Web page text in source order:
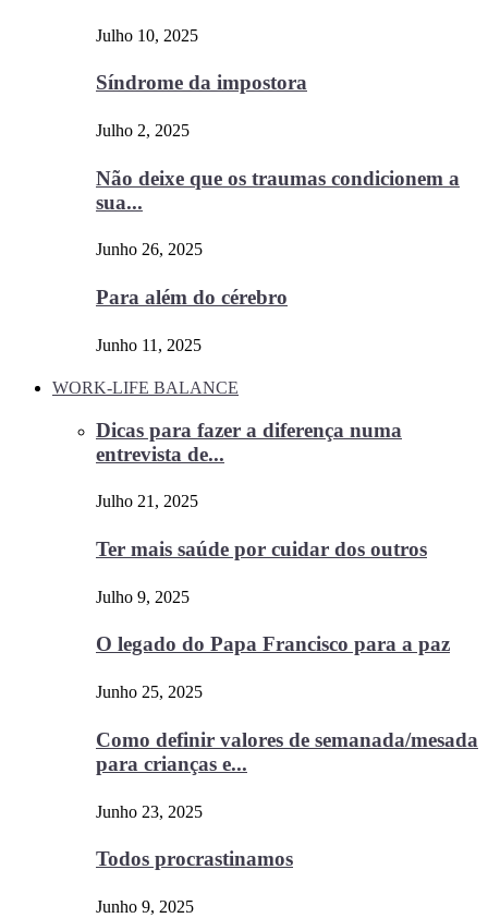
Julho 10, 2025
Síndrome da impostora
Julho 2, 2025
Não deixe que os traumas condicionem a
sua...
Junho 26, 2025
Para além do cérebro
Junho 11, 2025
WORK-LIFE BALANCE
Dicas para fazer a diferença numa
entrevista de...
Julho 21, 2025
Ter mais saúde por cuidar dos outros
Julho 9, 2025
O legado do Papa Francisco para a paz
Junho 25, 2025
Como definir valores de semanada/mesada
para crianças e...
Junho 23, 2025
Todos procrastinamos
Junho 9, 2025